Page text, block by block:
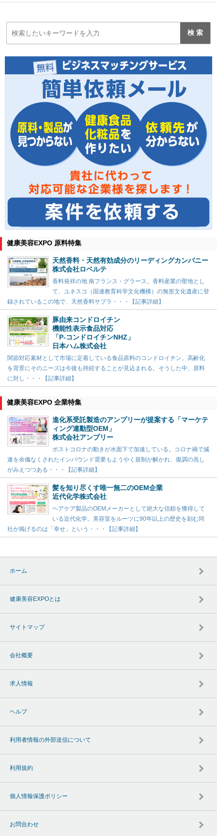
健康美容EXPO 原料特集
天然香料・天然有効成分のリーディングカンパニー
株式会社ロベルテ
香料発祥の地 南フランス・グラース。香料産業の聖地とし
て、ユネスコ（国連教育科学文化機構）の無形文化遺産に登
録されているこの地で、天然香料サプラ・・・【記事詳細】
豚由来コンドロイチン
機能性表示食品対応
「P-コンドロイチンNHZ」
日本ハム株式会社
関節対応素材として市場に定着している食品原料のコンドロイチン。高齢化
を背景にそのニーズは今後も持続することが見込まれる。そうした中、原料
に対し・・・【記事詳細】
健康美容EXPO 企業特集
進化系受託製造のアンプリーが提案する「マーケテ
ィング連動型OEM」
株式会社アンプリー
ポストコロナの動きが水面下で加速している。コロナ禍で減
速を余儀なくされたインバウンド需要もようやく規制が解かれ、復調の兆し
がみえつつある・・・【記事詳細】
髪を知り尽くす唯一無二のOEM企業
近代化学株式会社
ヘアケア製品のOEMメーカーとして絶大な信頼を獲得して
いる近代化学。美容室をルーツに90年以上の歴史を刻む同
社が掲げるのは「幸せ」という・・・【記事詳細】
ホーム
健康美容EXPOとは
サイトマップ
会社概要
求人情報
ヘルプ
利用者情報の外部送信について
利用規約
個人情報保護ポリシー
お問合わせ